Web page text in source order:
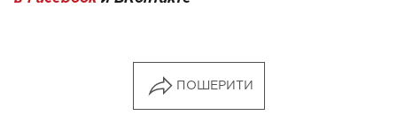
ПОШЕРИТИ